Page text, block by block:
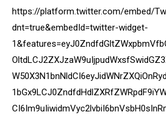
https://platform.twitter.com/embed/
dnt=true&embedId=twitter-widget-